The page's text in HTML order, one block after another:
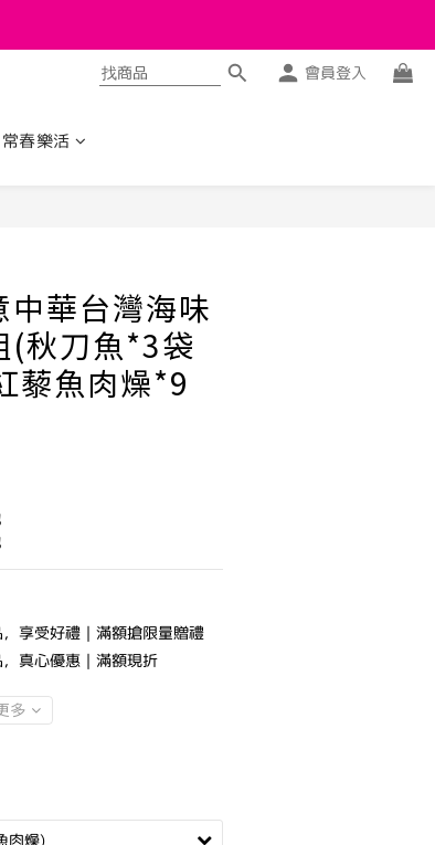
會員登入
常春樂活
中華台灣海味
(秋刀魚*3袋
藜魚肉燥*9
享受好禮｜滿額搶限量贈禮
真心優惠｜滿額現折
多